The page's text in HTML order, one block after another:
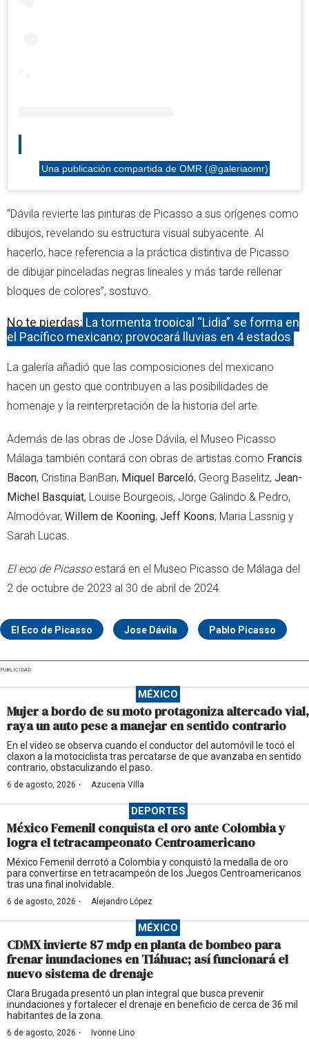
Una publicación compartida de OMR (@galeriaomr)
“Dávila revierte las pinturas de Picasso a sus orígenes como
dibujos, revelando su estructura visual subyacente. Al
hacerlo, hace referencia a la práctica distintiva de Picasso
de dibujar pinceladas negras lineales y más tarde rellenar
bloques de colores”, sostuvo.
No te pierdas: La tormenta tropical “Lidia” se forma en
el Pacífico mexicano; provocará lluvias en 4 estados
La galería añadió que las composiciones del mexicano
hacen un gesto que contribuyen a las posibilidades de
homenaje y la reinterpretación de la historia del arte.
Además de las obras de Jose Dávila, el Museo Picasso
Málaga también contará con obras de artistas como Francis
Bacon, Cristina BanBan, Miquel Barceló, Georg Baselitz, Jean-
Michel Basquiat, Louise Bourgeois, Jorge Galindo & Pedro,
Almodóvar, Willem de Kooning, Jeff Koons, Maria Lassnig y
Sarah Lucas.
El eco de Picassoestará en el Museo Picasso de Málaga del
2 de octubre de 2023 al 30 de abril de 2024.
El Eco de Picasso Jose Dávila Pablo Picasso
PUBLICIDAD
MÉXICO
Mujer a bordo de su moto protagoniza altercado vial,
raya un auto pese a manejar en sentido contrario
En el video se observa cuando el conductor del automóvil le tocó el
claxon a la motociclista tras percatarse de que avanzaba en sentido
contrario, obstaculizando el paso.
6 de agosto, 2026 · Azucena Villa
DEPORTES
México Femenil conquista el oro ante Colombia y
logra el tetracampeonato Centroamericano
México Femenil derrotó a Colombia y conquistó la medalla de oro
para convertirse en tetracampeón de los Juegos Centroamericanos
tras una final inolvidable.
6 de agosto, 2026 · Alejandro López
MÉXICO
CDMX invierte 87 mdp en planta de bombeo para
frenar inundaciones en Tláhuac; así funcionará el
nuevo sistema de drenaje
Clara Brugada presentó un plan integral que busca prevenir
inundaciones y fortalecer el drenaje en beneficio de cerca de 36 mil
habitantes de la zona.
6 de agosto, 2026 · Ivonne Lino